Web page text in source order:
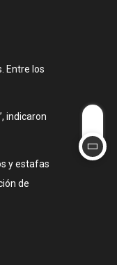
Entre los
indicaron
y estafas
de